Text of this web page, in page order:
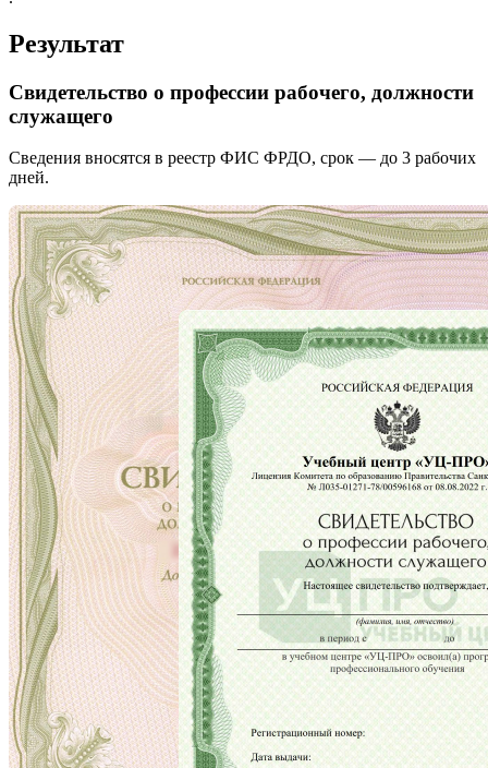
Результат
Свидетельство о профессии рабочего, должности
служащего
Сведения вносятся в реестр ФИС ФРДО, срок — до 3 рабочих
дней.